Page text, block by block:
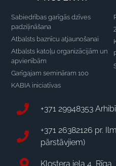
Sabiedrības garīgās dzīves
padziļināšana
Atbalsts baznīcu atjaunošanai
Atbalsts katoļu organizācijām un
apvienībām
Garīgajam semināram 100
KABIA iniciatīvas
+371 29948353
+371 26382126 pr.
pārstāvjiem)
Klostera iela 4,